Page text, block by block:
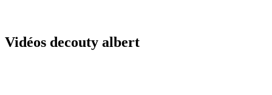
Vidéos decouty albert